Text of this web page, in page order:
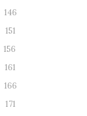
146
151
156
161
166
171